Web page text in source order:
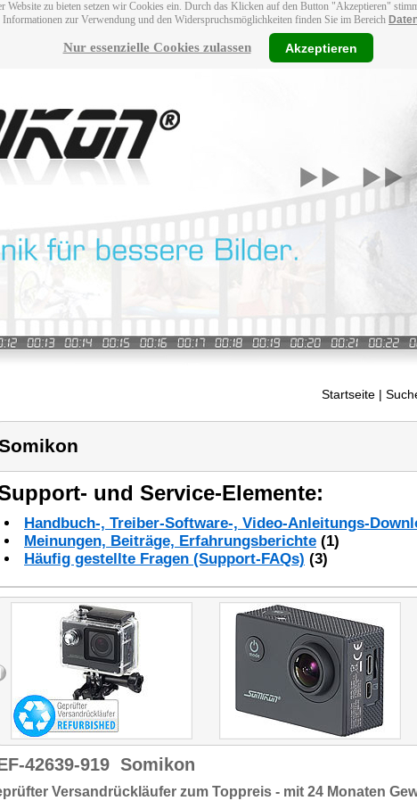
Website zu bieten setzen wir Cookies ein. Durch das Klicken auf den Button "Akzeptieren"
Informationen zur Verwendung und den Widerspruchsmöglichkeiten finden Sie im Bereich
Nur essenzielle Cookies zulassen Akzeptieren
Startseite |
und Service-Elemente:
Handbuch-, Treiber-Software-, Video-Anleitungs-
Meinungen, Beiträge, Erfahrungsberichte (1)
Häufig gestellte Fragen (Support-FAQs) (3)
42639-919 Somikon
Versandrückläufer zum Toppreis - mit 24 Monaten